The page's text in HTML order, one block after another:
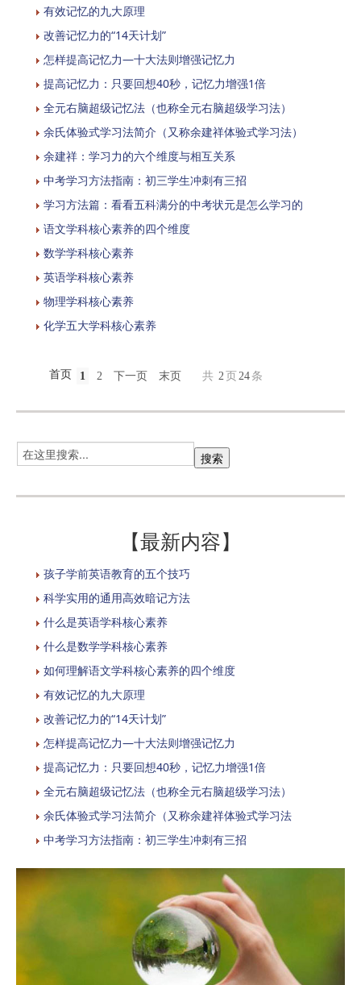
有效记忆的九大原理
改善记忆力的“14天计划”
怎样提高记忆力—十大法则增强记忆力
提高记忆力：只要回想40秒，记忆力增强1倍
全元右脑超级记忆法（也称全元右脑超级学习法）
余氏体验式学习法简介（又称余建祥体验式学习法）
余建祥：学习力的六个维度与相互关系
中考学习方法指南：初三学生冲刺有三招
学习方法篇：看看五科满分的中考状元是怎么学习的
语文学科核心素养的四个维度
数学学科核心素养
英语学科核心素养
物理学科核心素养
化学五大学科核心素养
首页 1 2 下一页 末页 共 2 页 24 条
【最新内容】
孩子学前英语教育的五个技巧
科学实用的通用高效暗记方法
什么是英语学科核心素养
什么是数学学科核心素养
如何理解语文学科核心素养的四个维度
有效记忆的九大原理
改善记忆力的“14天计划”
怎样提高记忆力—十大法则增强记忆力
提高记忆力：只要回想40秒，记忆力增强1倍
全元右脑超级记忆法（也称全元右脑超级学习法）
余氏体验式学习法简介（又称余建祥体验式学习法
中考学习方法指南：初三学生冲刺有三招